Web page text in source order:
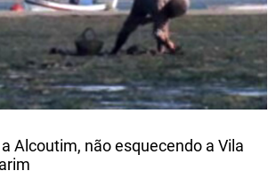
Alcoutim, não esquecendo a Vila